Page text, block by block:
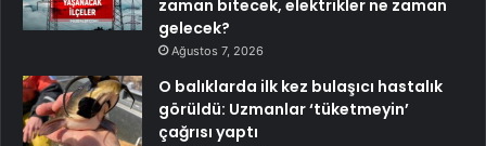
zaman bitecek, elektrikler ne zaman
gelecek?
Ağustos 7, 2026
O balıklarda ilk kez bulaşıcı hastalık
görüldü: Uzmanlar ‘tüketmeyin’
çağrısı yaptı